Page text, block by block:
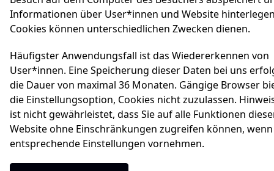
Informationen über User*innen und Website
Cookies können unterschiedlichen Zwecken dienen.
Häufigster Anwendungsfall ist das Wiedererkennen von
User*innen. Eine Speicherung dieser Daten bei uns
die Dauer von maximal 36 Monaten. Gängige Browser
die Einstellungsoption, Cookies nicht zuzulassen.
ist nicht gewährleistet, dass Sie auf alle Funktionen
Website ohne Einschränkungen zugreifen können, wenn
entsprechende Einstellungen vornehmen.